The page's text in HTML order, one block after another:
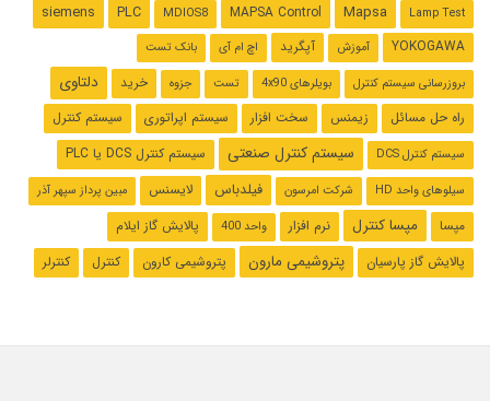
Lamp Test
Mapsa
MAPSA Control
MDIOS8
PLC
siemens
YOKOGAWA آموزش آپگرید اچ ام آی
بانک تست
بروزرسانی سیستم کنترل
بویلرهای 4x90 تست جزوه خرید دلتاوی
راه حل مسائل زیمنس سخت افزار سیستم اپراتوری سیستم کنترل
سیستم کنترل DCS سیستم کنترل صنعتی سیستم کنترل ‌DCS یا PLC
سیلوهای واحد HD شرکت امرسون فیلدباس لایسنس مبین پرداز سپهر آذر
مپسا مپسا کنترل نرم افزار واحد 400
پالایش گاز ایلام
پالایش گاز پارسیان
پتروشیمی مارون پتروشیمی کارون کنترل کنترلر